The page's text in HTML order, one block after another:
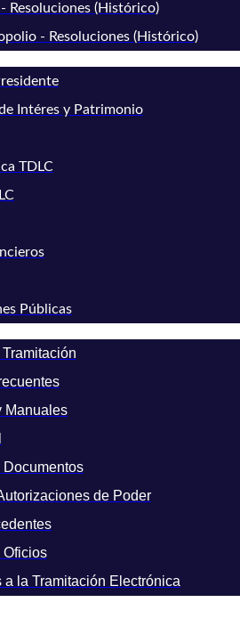
Resoluciones (Histórico)
- Resoluciones (Histórico)
Intéres y Patrimonio
TDLC
Públicas
Manuales
de Poder
Oficios
a la Tramitación Electrónica